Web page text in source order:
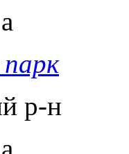
a
р-н
a